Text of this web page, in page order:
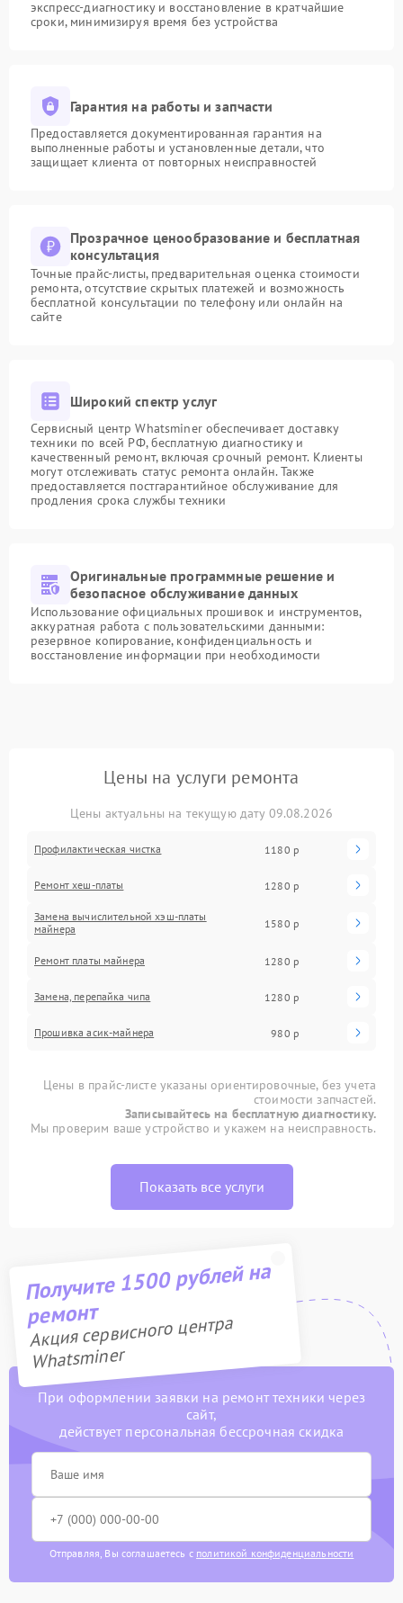
экспресс-диагностику и восстановление в кратчайшие
сроки, минимизируя время без устройства
Гарантия на работы и запчасти
Предоставляется документированная гарантия на
выполненные работы и установленные детали, что
защищает клиента от повторных неисправностей
Прозрачное ценообразование и бесплатная
консультация
Точные прайс-листы, предварительная оценка стоимости
ремонта, отсутствие скрытых платежей и возможность
бесплатной консультации по телефону или онлайн на
сайте
Широкий спектр услуг
Сервисный центр Whatsminer обеспечивает доставку
техники по всей РФ, бесплатную диагностику и
качественный ремонт, включая срочный ремонт. Клиенты
могут отслеживать статус ремонта онлайн. Также
предоставляется постгарантийное обслуживание для
продления срока службы техники
Оригинальные программные решение и
безопасное обслуживание данных
Использование официальных прошивок и инструментов,
аккуратная работа с пользовательскими данными:
резервное копирование, конфиденциальность и
восстановление информации при необходимости
Цены на услуги ремонта
Цены актуальны на текущую дату 09.08.2026
Профилактическая чистка 1180 р
Ремонт хеш-платы 1280 р
Замена вычислительной хэш-платы
майнера
1580 р
Ремонт платы майнера 1280 р
Замена, перепайка чипа 1280 р
Прошивка асик-майнера 980 р
Цены в прайс-листе указаны ориентировочные, без учета
стоимости запчастей.
Записывайтесь на бесплатную диагностику.
Мы проверим ваше устройство и укажем на неисправность.
Показать все услуги
Получите 1500 рублей на
ремонт
Акция сервисного центра
Whatsminer
При оформлении заявки на ремонт техники через
сайт,
действует персональная бессрочная скидка
Отправляя, Вы соглашаетесь с политикой конфиденциальности